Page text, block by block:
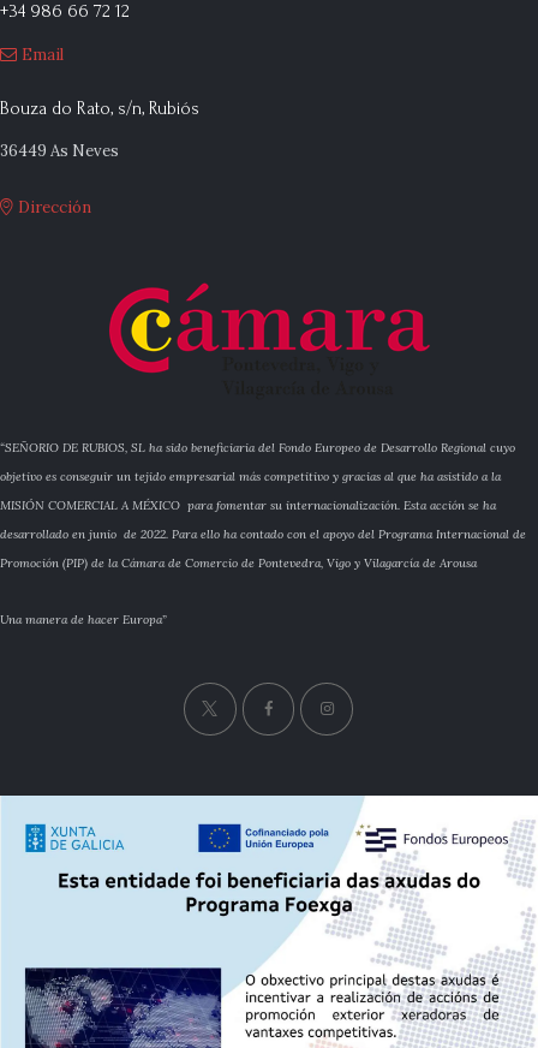
+34 986 66 72 12
Email
Bouza do Rato, s/n, Rubiós
36449 As Neves
Dirección
“SEÑORIO DE RUBIOS, SL ha sido beneficiaria del Fondo Europeo de Desarrollo Regional cuyo
objetivo es conseguir un tejido empresarial más competitivo y gracias al que ha asistido a la
MISIÓN COMERCIAL A MÉXICO para fomentar su internacionalización. Esta acción se ha
desarrollado en junio de 2022. Para ello ha contado con el apoyo del Programa Internacional de
Promoción (PIP) de la Cámara de Comercio de Pontevedra, Vigo y Vilagarcía de Arousa
Una manera de hacer Europa”